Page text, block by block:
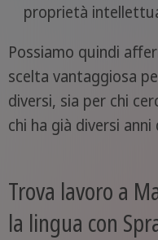
proprietà
Possiamo quindi
scelta vantaggiosa
diversi, sia per chi
chi ha già diversi
Trova lavoro a
la lingua con